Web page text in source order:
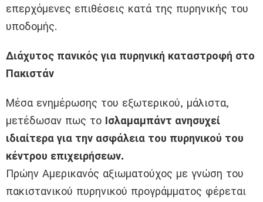
επερχόμενες επιθέσεις κατά της πυρηνικής του
υποδομής.
Διάχυτος πανικός για πυρηνική καταστροφή στο
Πακιστάν
Μέσα ενημέρωσης του εξωτερικού, μάλιστα,
μετέδωσαν πως το Ισλαμαμπάντ ανησυχεί
ιδιαίτερα για την ασφάλεια του πυρηνικού του
κέντρου επιχειρήσεων.
Πρώην Αμερικανός αξιωματούχος με γνώση του
πακιστανικού πυρηνικού προγράμματος φέρεται